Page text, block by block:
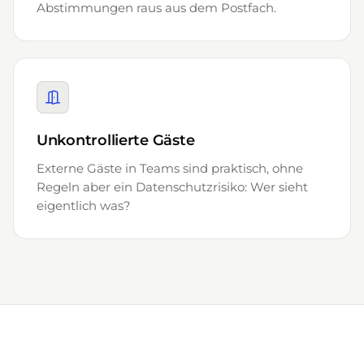
Abstimmungen raus aus dem Postfach.
Unkontrollierte Gäste
Externe Gäste in Teams sind praktisch, ohne
Regeln aber ein Datenschutzrisiko: Wer sieht
eigentlich was?